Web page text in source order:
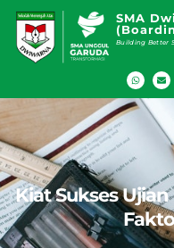
SMA
Building Better
Kiat Sukses